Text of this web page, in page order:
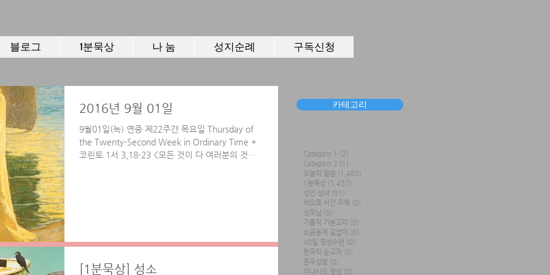
블로그 1분묵상 나 눔 성지순례 구독신청
2016년 9월 01일
9월01일(녹) 연중 제22주간 목요일 Thursday of
the Twenty-Second Week in Ordinary Time +
코린토 1서 3,18-23 <모든 것이 다 여러분의 것입
[1분묵상] 성소
카테고리
Category 1 (2)
Category 2 (1)
오늘의 말씀 (1,460)
1분묵상 (1,457)
성인 성녀 (91)
바오로 서간 주해 (0)
성모님 (0)
가톨릭 기본교리 (0)
소공동체 길잡이
(0)
40일 영성수련 (0)
한국의 순교자 (0)
준주성범 (0)
이냐시오 영성 (0)